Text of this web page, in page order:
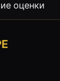
оценки